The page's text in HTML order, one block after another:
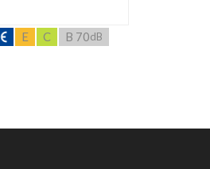
E C B 70dB